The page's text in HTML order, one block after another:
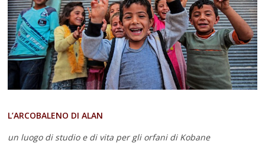
L’ARCOBALENO DI ALAN
un luogo di studio e di vita per gli orfani di Kobane